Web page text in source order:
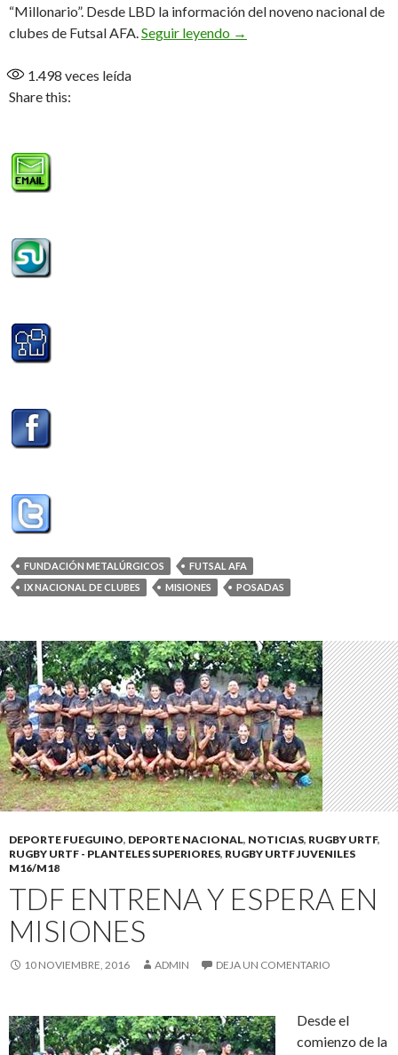
“Millonario”. Desde LBD la información del noveno nacional de
clubes de Futsal AFA.Seguir leyendo Fundación debuta ante
→
1.498 veces leída
Share this:
FUNDACIÓN METALÚRGICOS
FUTSAL AFA
IX NACIONAL DE CLUBES
MISIONES POSADAS
DEPORTE FUEGUINO, DEPORTE NACIONAL, NOTICIAS, RUGBY URTF,
RUGBY URTF - PLANTELES SUPERIORES, RUGBY URTF JUVENILES
M16/M18
TDF ENTRENA Y ESPERA EN
MISIONES
10 NOVIEMBRE, 2016 ADMIN DEJA UN COMENTARIO
Desde el
comienzo de la